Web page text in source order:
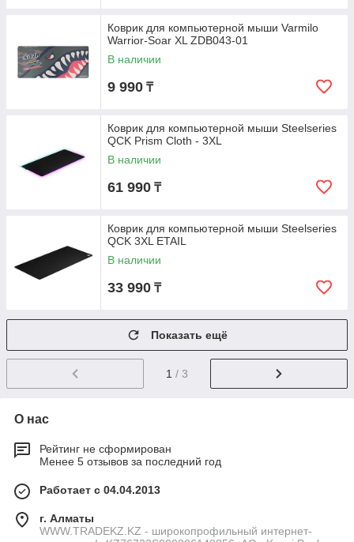
Коврик для компьютерной мыши Varmilo
Warrior-Soar XL ZDB043-01
В наличии
9 990 ₸
Коврик для компьютерной мыши Steelseries
QCK Prism Cloth - 3XL
В наличии
61 990 ₸
Коврик для компьютерной мыши Steelseries
QCK 3XL ETAIL
В наличии
33 990 ₸
Показать ещё
1 / 3
О нас
Рейтинг не сформирован
Менее 5 отзывов за последний год
Работает с 04.04.2013
г. Алматы
WWW.TRADEKZ.KZ - широкопрофильный интернет-